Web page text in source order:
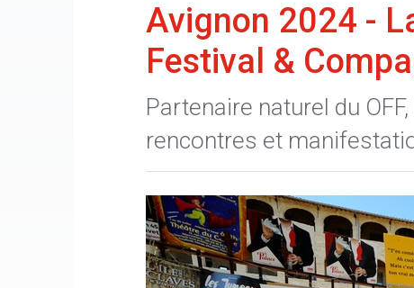
Avignon 2024 -
Festival &
Partenaire naturel du
rencontres et